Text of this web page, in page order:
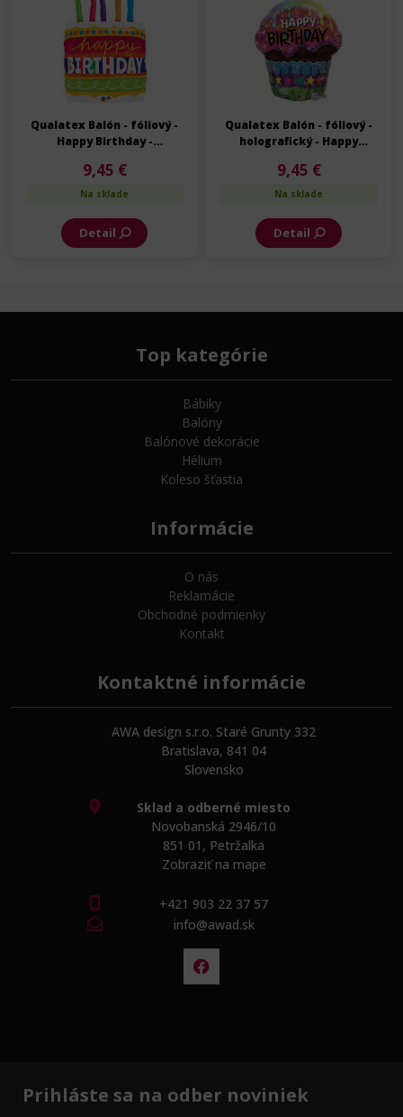
Qualatex Balón - fóliový -
Happy Birthday -
9,45 €
Na sklade
Detail
Qualatex Balón - fóliový -
holografický - Happy
cm
9,45 €
Na sklade
Detail
Top kategórie
Bábiky
Balóny
Balónové dekorácie
Hélium
Koleso šťastia
Informácie
O nás
Reklamácie
Obchodné podmienky
Kontakt
Kontaktné informácie
AWA design s.r.o. Staré Grunty 332
Bratislava, 841 04
Slovensko
Sklad a odberné miesto
Novobanská 2946/10
851 01, Petržalka
Zobraziť na mape
+421 903 22 37 57
info@awad.sk
Prihláste sa na odber noviniek